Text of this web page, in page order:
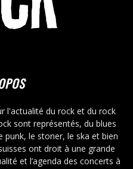
l'actualité du rock et du rock
sont représentés, du blues
punk, le stoner, le ska et bien
ont droit à une grande
et l’agenda des concerts à